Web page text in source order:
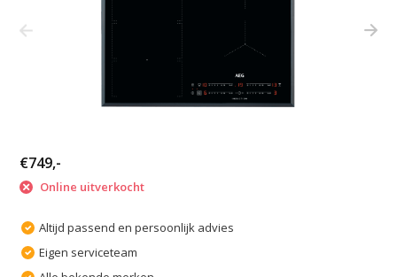
€749,-
Online uitverkocht
Altijd passend en persoonlijk advies
Eigen serviceteam